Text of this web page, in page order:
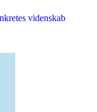
videnskab